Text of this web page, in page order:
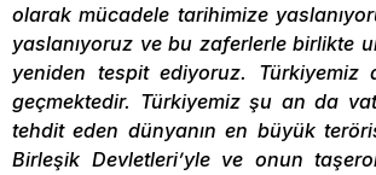
olarak mücadele tarihimize
yaslanıyoruz ve bu zaferlerle birlikte
yeniden tespit ediyoruz. Türkiyemiz
geçmektedir. Türkiyemiz şu an da
tehdit eden dünyanın en büyük
Birleşik Devletleri’yle ve onun